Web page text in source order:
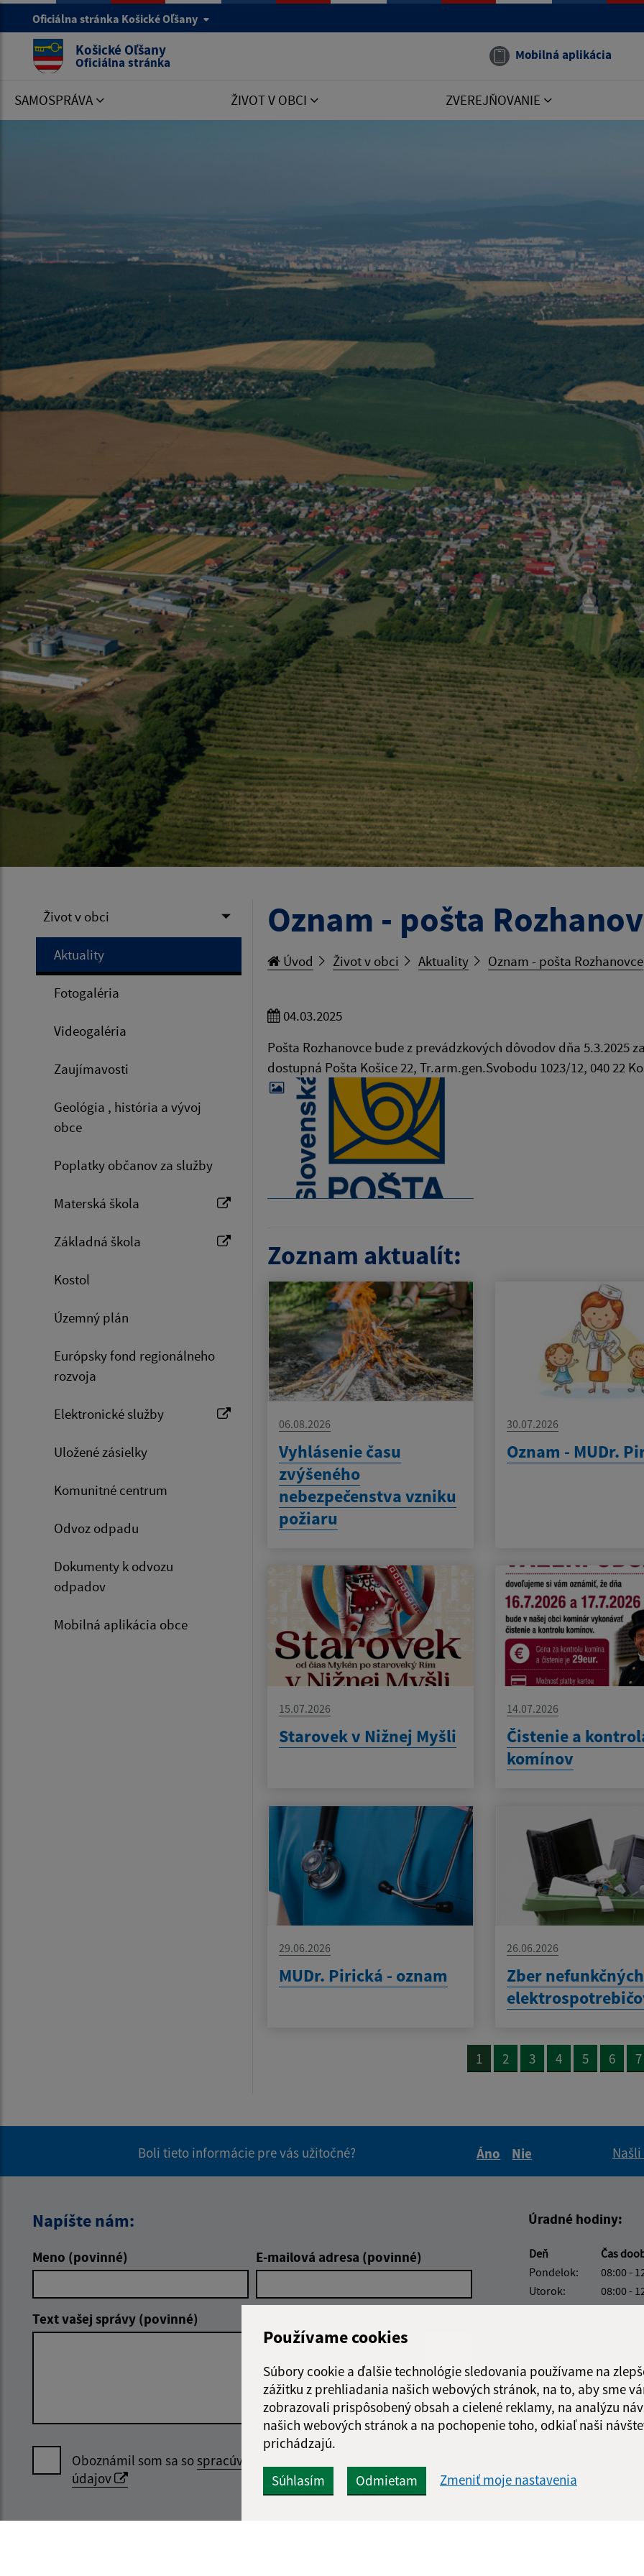
Používame cookies
Súbory cookie a ďalšie technológie sledovania používame na
zážitku z prehliadania našich webových stránok, na to, aby sme
zobrazovali prispôsobený obsah a cielené reklamy, na analýzu
našich webových stránok a na pochopenie toho, odkiaľ naši
prichádzajú.
Súhlasím Odmietam Zmeniť moje nastavenia
Oficiálna stránka Košické Oľšany
Košické Oľšany
Oficiálna stránka Mobilná aplikácia
SAMOSPRÁVA ŽIVOT V OBCI ZVEREJŇOVANIE
Život v obci
Aktuality
Fotogaléria
Videogaléria
Zaujímavosti
Geológia , história a vývoj
obce
Poplatky občanov za služby
Materská škola
Základná škola
Kostol
Územný plán
Európsky fond regionálneho
rozvoja
Elektronické služby
Uložené zásielky
Komunitné centrum
Odvoz odpadu
Dokumenty k odvozu
odpadov
Mobilná aplikácia obce
Oznam - pošta
Úvod Život v obci Aktuality Oznam - pošta Rozhanovce
04.03.2025
Pošta Rozhanovce bude z prevádzkových dôvodov dňa 5.3.2025
dostupná Pošta Košice 22, Tr.arm.gen.Svobodu 1023/12, 040 22
Zoznam aktualít:
06.08.2026
Vyhlásenie času
zvýšeného
nebezpečenstva vzniku
požiaru
30.07.2026
Oznam - MUDr.
15.07.2026
Starovek v Nižnej Myšli
14.07.2026
Čistenie a
komínov
29.06.2026
MUDr. Pirická - oznam
26.06.2026
Zber nefunkčných
1 2 3 4 5 6 7
Boli tieto informácie pre vás užitočné?
Áno
Nie
Napíšte nám:
Meno (povinné) E-mailová adresa (povinné)
Text vašej správy (povinné)
Oboznámil som sa sospracúvaním osobných
údajov
Úradné hodiny:
Deň
Čas
Pondelok:
08:00 -
Utorok:
08:00 -
Streda:
08:00 -
Obedňajšia